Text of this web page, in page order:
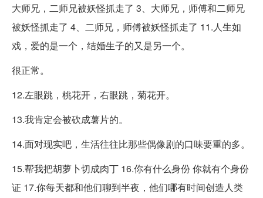
大师兄，二师兄被妖怪抓走了 3、大师兄，师傅和二师兄
被妖怪抓走了 4、二师兄，师傅被妖怪抓走了 11.人生如
戏，爱的是一个，结婚生子的又是另一个。
很正常。
12.左眼跳，桃花开，右眼跳，菊花开。
13.我肯定会被砍成薯片的。
14.面对现实吧，生活往往比那些偶像剧的口味要重的多。
15.帮我把胡萝卜切成肉丁 16.你有什么身份 你就有个身份
证 17.你每天都和他们聊到半夜，他们哪有时间创造人类